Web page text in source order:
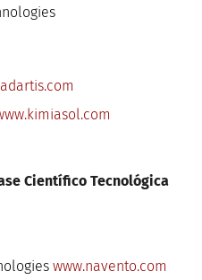
Científico Tecnológica
www.navento.com